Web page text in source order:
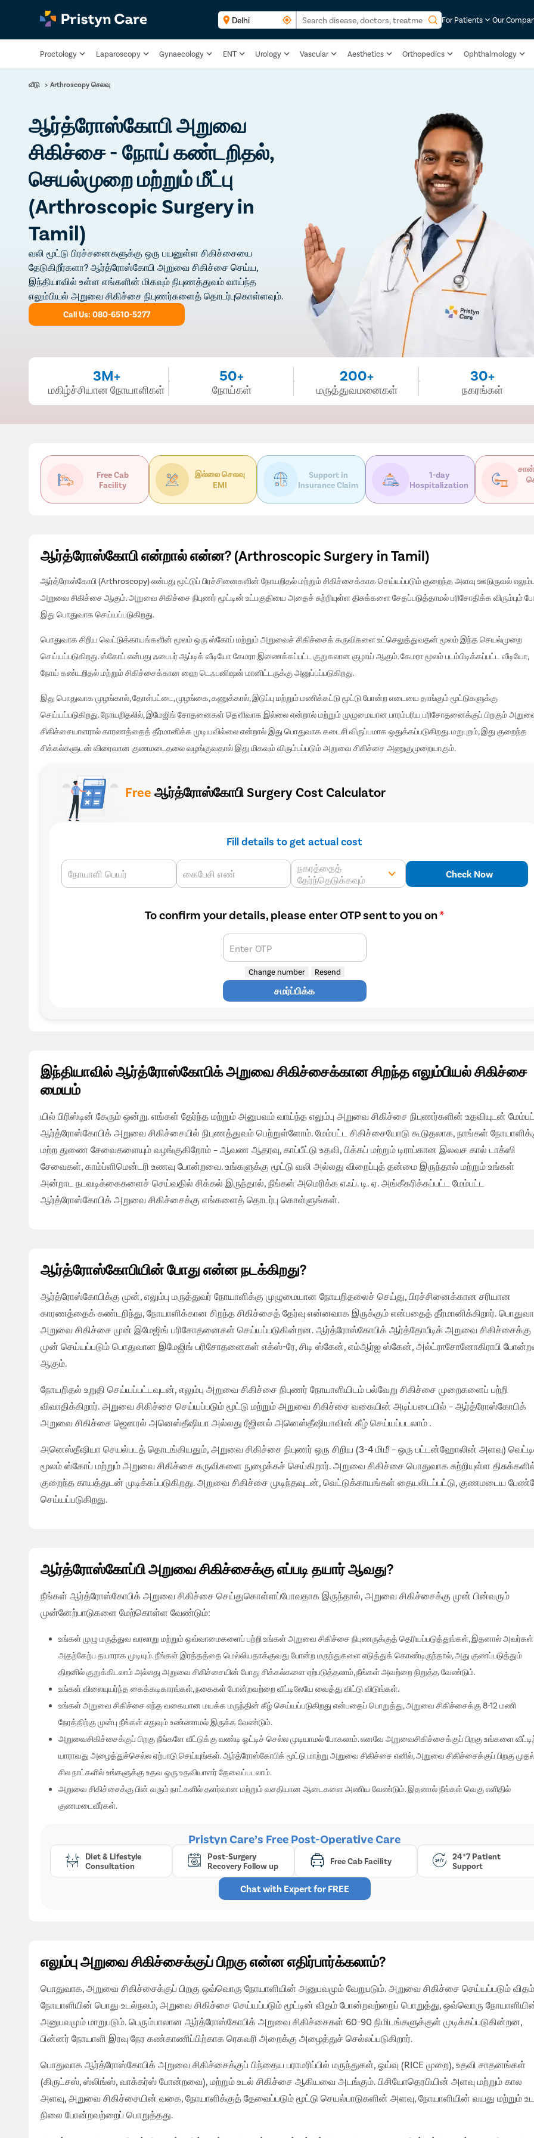
For Patients Our
Proctology Laparoscopy Gynaecology ENT Urology Vascular Aesthetics Orthopedics Ophthalmology
வீடு > Arthroscopy செலவு
ஆர்த்ரோஸ்கோபி அறுவை
சிகிச்சை - நோய் கண்டறிதல்,
செயல்முறை மற்றும் மீட்பு
(Arthroscopic Surgery in
Tamil)
வலி மூட்டு பிரச்சனைகளுக்கு ஒரு பயனுள்ள சிகிச்சையை
தேடுகிறீர்களா? ஆர்த்ரோஸ்கோபி அறுவை சிகிச்சை செய்ய,
இந்தியாவில் உள்ள எங்களின் மிகவும் நிபுணத்துவம் வாய்ந்த
எலும்பியல் அறுவை சிகிச்சை நிபுணர்களைத் தொடர்புகொள்ளவும்.
Call Us: 080-6510-5277
3M+
மகிழ்ச்சியான நோயாளிகள்
50+
நோய்கள்
200+
மருத்துவமனைகள்
30+
நகரங்கள்
Free Cab
Facility
இல்லை செலவு
EMI
Support in
Insurance Claim
1-day
Hospitalization
ஆர்த்ரோஸ்கோபி என்றால் என்ன? (Arthroscopic Surgery in Tamil)
ஆர்த்ரோஸ்கோபி (Arthroscopy) என்பது மூட்டுப் பிரச்சினைகளின் நோயறிதல் மற்றும் சிகிச்சைக்காக செய்யப்படும் குறைந்த அளவு ஊடுருவல் எலும்பு
அறுவை சிகிச்சை ஆகும். அறுவை சிகிச்சை நிபுணர் மூட்டின் உட்பகுதியை அதைச் சுற்றியுள்ள திசுக்களை சேதப்படுத்தாமல் பரிசோதிக்க விரும்பும்
இது பொதுவாக செய்யப்படுகிறது.
பொதுவாக சிறிய வெட்டுக்காயங்களின் மூலம் ஒரு ஸ்கோப் மற்றும் அறுவைச் சிகிச்சைக் கருவிகளை உட்செலுத்துவதன் மூலம் இந்த செயல்முறை
செய்யப்படுகிறது. ஸ்கோப் என்பது ஃபைபர் ஆப்டிக் வீடியோ கேமரா இணைக்கப்பட்ட குறுகலான குழாய் ஆகும். கேமரா மூலம் படம்பிடிக்கப்பட்ட வீடியோ,
நோய் கண்டறிதல் மற்றும் சிகிச்சைக்கான ஹை டெஃபனிஷன் மானிட்டருக்கு அனுப்பப்படுகிறது.
இது பொதுவாக முழங்கால், தோள்பட்டை, முழங்கை, கணுக்கால், இடுப்பு மற்றும் மணிக்கட்டு மூட்டு போன்ற எடையை தாங்கும் மூட்டுகளுக்கு
செய்யப்படுகிறது. நோயறிதலில், இமேஜிங் சோதனைகள் தெளிவாக இல்லை என்றால் மற்றும் முழுமையான பாரம்பரிய பரிசோதனைக்குப் பிறகும்
சிகிச்சையாளரால் காரணத்தைத் தீர்மானிக்க முடியவில்லை என்றால் இது பொதுவாக கடைசி விருப்பமாக ஒதுக்கப்படுகிறது. மறுபுறம், இது குறைந்த
சிக்கல்களுடன் விரைவான குணமடைதலை வழங்குவதால் இது மிகவும் விரும்பப்படும் அறுவை சிகிச்சை அணுகுமுறையாகும்.
Free ஆர்த்ரோஸ்கோபி Surgery Cost Calculator
Fill details to get actual cost
நோயாளி பெயர் கைபேசி எண்
நகரத்தைத்
தேர்ந்தெடுக்கவும்
Check Now
To confirm your details, please enter OTP sent to you on*
Enter OTP
Change number Resend
சமர்ப்பிக்க
இந்தியாவில் ஆர்த்ரோஸ்கோபிக் அறுவை சிகிச்சைக்கான சிறந்த எலும்பியல் சிகிச்சை
மையம்
யில் பிரிஸ்டின் கேரும் ஒன்று. எங்கள் தேர்ந்த மற்றும் அனுபவம் வாய்ந்த எலும்பு அறுவை சிகிச்சை நிபுணர்களின் உதவியுடன்
ஆர்த்ரோஸ்கோபிக் அறுவை சிகிச்சையில் நிபுணத்துவம் பெற்றுள்ளோம். மேம்பட்ட சிகிச்சையோடு கூடுதலாக, நாங்கள்
மற்ற துணை சேவைகளையும் வழங்குகிறோம் – ஆவண ஆதரவு, காப்பீட்டு உதவி, பிக்கப் மற்றும் டிராப்கான இலவச கால் டாக்ஸி
சேவைகள், காம்ப்ளிமென்டரி உணவு போன்றவை. உங்களுக்கு மூட்டு வலி அல்லது விறைப்புத் தன்மை இருந்தால் மற்றும் உங்கள்
அன்றாட நடவடிக்கைகளைச் செய்வதில் சிக்கல் இருந்தால், நீங்கள் அமெரிக்க எஃப். டி. ஏ. அங்கீகரிக்கப்பட்ட மேம்பட்ட
ஆர்த்ரோஸ்கோபிக் அறுவை சிகிச்சைக்கு எங்களைத் தொடர்பு கொள்ளுங்கள்.
ஆர்த்ரோஸ்கோபியின் போது என்ன நடக்கிறது?
ஆர்த்ரோஸ்கோபிக்கு முன், எலும்பு மருத்துவர் நோயாளிக்கு முழுமையான நோயறிதலைச் செய்து, பிரச்சினைக்கான சரியான
காரணத்தைக் கண்டறிந்து, நோயாளிக்கான சிறந்த சிகிச்சைத் தேர்வு என்னவாக இருக்கும் என்பதைத் தீர்மானிக்கிறார்.
அறுவை சிகிச்சை முன் இமேஜிங் பரிசோதனைகள் செய்யப்படுகின்றன. ஆர்த்ரோஸ்கோபிக் ஆர்த்தோபீடிக் அறுவை சிகிச்சைக்கு
முன் செய்யப்படும் பொதுவான இமேஜிங் பரிசோதனைகள் எக்ஸ்-ரே, சிடி ஸ்கேன், எம்ஆர்ஐ ஸ்கேன், அல்ட்ராசோனோகிராபி
ஆகும்.
நோயறிதல் உறுதி செய்யப்பட்டவுடன், எலும்பு அறுவை சிகிச்சை நிபுணர் நோயாளியிடம் பல்வேறு சிகிச்சை முறைகளைப் பற்றி
விவாதிக்கிறார். அறுவை சிகிச்சை செய்யப்படும் மூட்டு மற்றும் அறுவை சிகிச்சை வகையின் அடிப்படையில் – ஆர்த்ரோஸ்கோபிக்
அறுவை சிகிச்சை ஜெனரல் அனெஸ்தீஷியா அல்லது ரீஜினல் அனெஸ்தீஷியாவின் கீழ் செய்யப்படலாம் .
அனெஸ்தீஷியா செயல்படத் தொடங்கியதும், அறுவை சிகிச்சை நிபுணர் ஒரு சிறிய (3-4 மிமீ – ஒரு பட்டன்ஹோலின் அளவு)
மூலம் ஸ்கோப் மற்றும் அறுவை சிகிச்சை கருவிகளை நுழைக்கச் செய்கிறார். அறுவை சிகிச்சை பொதுவாக சுற்றியுள்ள
குறைந்த காயத்துடன் முடிக்கப்படுகிறது. அறுவை சிகிச்சை முடிந்தவுடன், வெட்டுக்காயங்கள் தையலிடப்பட்டு, குணமடைய
செய்யப்படுகிறது.
ஆர்த்ரோஸ்கோப்பி அறுவை சிகிச்சைக்கு எப்படி தயார் ஆவது?
நீங்கள் ஆர்த்ரோஸ்கோபிக் அறுவை சிகிச்சை செய்துகொள்ளப்போவதாக இருந்தால், அறுவை சிகிச்சைக்கு முன் பின்வரும்
முன்னேற்பாடுகளை மேற்கொள்ள வேண்டும்:
உங்கள் முழு மருத்துவ வரலாறு மற்றும் ஒவ்வாமைகளைப் பற்றி உங்கள் அறுவை சிகிச்சை நிபுணருக்குத் தெரியப்படுத்துங்கள், இதனால் அவர்கள்
அதற்கேற்ப தயாராக முடியும். நீங்கள் இரத்தத்தை மெல்லியதாக்குவது போன்ற மருந்துகளை எடுத்துக் கொண்டிருந்தால், அது குணப்படுத்தும்
திறனில் குறுக்கிடலாம் அல்லது அறுவை சிகிச்சையின் போது சிக்கல்களை ஏற்படுத்தலாம், நீங்கள் அவற்றை நிறுத்த வேண்டும்.
உங்கள் விலையுயர்ந்த கைக்கடிகாரங்கள், நகைகள் போன்றவற்றை வீட்டிலேயே வைத்து விட்டு விடுங்கள்.
உங்கள் அறுவை சிகிச்சை எந்த வகையான மயக்க மருந்தின் கீழ் செய்யப்படுகிறது என்பதைப் பொறுத்து, அறுவை சிகிச்சைக்கு 8-12 மணி
நேரத்திற்கு முன்பு நீங்கள் எதுவும் உண்ணாமல் இருக்க வேண்டும்.
அறுவைசிகிச்சைக்குப் பிறகு நீங்களே வீட்டுக்கு வண்டி ஓட்டிச் செல்ல முடியாமல் போகலாம். எனவே அறுவைசிகிச்சைக்குப் பிறகு உங்களை
யாராவது அழைத்துச்செல்ல ஏற்பாடு செய்யுங்கள். ஆர்த்ரோஸ்கோபிக் மூட்டு மாற்று அறுவை சிகிச்சை எனில், அறுவை சிகிச்சைக்குப் பிறகு
சில நாட்களில் உங்களுக்கு உதவ ஒரு உதவியாளர் தேவைப்படலாம்.
அறுவை சிகிச்சைக்கு பின் வரும் நாட்களில் தளர்வான மற்றும் வசதியான ஆடைகளை அணிய வேண்டும். இதனால் நீங்கள் வெகு எளிதில்
குணமடைவீர்கள்.
Pristyn Care’s Free Post-Operative Care
Diet & Lifestyle
Consultation
Post-Surgery
Recovery Follow up
Free Cab Facility
24*7 Patient
Support
Chat with Expert for FREE
எலும்பு அறுவை சிகிச்சைக்குப் பிறகு என்ன எதிர்பார்க்கலாம்?
பொதுவாக, அறுவை சிகிச்சைக்குப் பிறகு ஒவ்வொரு நோயாளியின் அனுபவமும் வேறுபடும். அறுவை சிகிச்சை செய்யப்படும்
நோயாளியின் பொது உடல்நலம், அறுவை சிகிச்சை செய்யப்படும் மூட்டின் விதம் போன்றவற்றைப் பொறுத்து, ஒவ்வொரு
அனுபவமும் மாறுபடும். பெரும்பாலான ஆர்த்ரோஸ்கோபிக் அறுவை சிகிச்சைகள் 60-90 நிமிடங்களுக்குள் முடிக்கப்படுகின்றன,
பின்னர் நோயாளி இரவு நேர கண்காணிப்பிற்காக ரெகவரி அறைக்கு அழைத்துச் செல்லப்படுகிறார்.
பொதுவாக ஆர்த்ரோஸ்கோபிக் அறுவை சிகிச்சைக்குப் பிந்தைய பராமரிப்பில் மருந்துகள், ஓய்வு (RICE முறை), உதவி சாதனங்கள்
(கிருட்சஸ், ஸ்லிங்ஸ், வாக்கர்ஸ் போன்றவை), மற்றும் உடல் சிகிச்சை ஆகியவை அடங்கும். பிசியோதெரபியின் அளவு மற்றும் கால
அளவு, அறுவை சிகிச்சையின் வகை, நோயாளிக்குத் தேவைப்படும் மூட்டு செயல்பாடுகளின் அளவு, நோயாளியின் வயது மற்றும்
நிலை போன்றவற்றைப் பொறுத்தது.